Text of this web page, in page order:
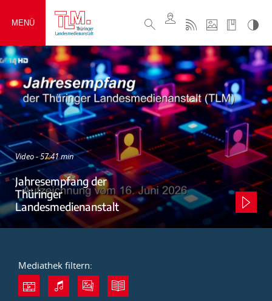
MENÜ
Video - 57:41 min
Jahresempfang der
Thüringer
Landesmedienanstalt
Mediathek filtern: